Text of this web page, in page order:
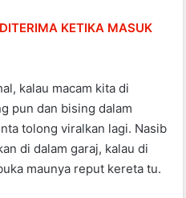
KETIKA MASUK
kalau macam kita di
pun dan bising dalam
tolong viralkan lagi. Nasib
di dalam garaj, kalau di
maunya reput kereta tu.